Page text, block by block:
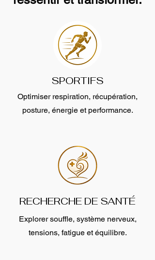
SPORTIFS
Optimiser respiration, récupération,
posture, énergie et performance.
RECHERCHE DE SANTÉ
Explorer souffle, système nerveux,
tensions, fatigue et équilibre.